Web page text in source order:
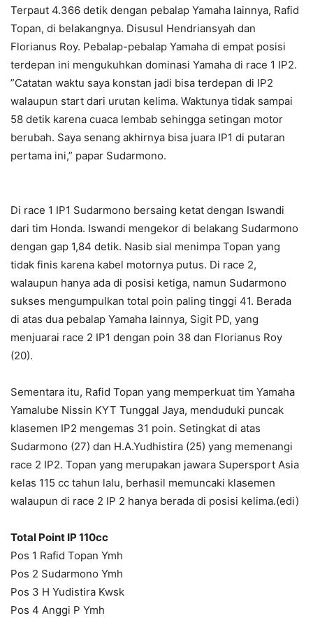
Terpaut 4.366 detik dengan pebalap Yamaha lainnya, Rafid
Topan, di belakangnya. Disusul Hendriansyah dan
Florianus Roy. Pebalap-pebalap Yamaha di empat posisi
terdepan ini mengukuhkan dominasi Yamaha di race 1 IP2.
”Catatan waktu saya konstan jadi bisa terdepan di IP2
walaupun start dari urutan kelima. Waktunya tidak sampai
58 detik karena cuaca lembab sehingga setingan motor
berubah. Saya senang akhirnya bisa juara IP1 di putaran
pertama ini,” papar Sudarmono.
Di race 1 IP1 Sudarmono bersaing ketat dengan Iswandi
dari tim Honda. Iswandi mengekor di belakang Sudarmono
dengan gap 1,84 detik. Nasib sial menimpa Topan yang
tidak finis karena kabel motornya putus. Di race 2,
walaupun hanya ada di posisi ketiga, namun Sudarmono
sukses mengumpulkan total poin paling tinggi 41. Berada
di atas dua pebalap Yamaha lainnya, Sigit PD, yang
menjuarai race 2 IP1 dengan poin 38 dan Florianus Roy
(20).
Sementara itu, Rafid Topan yang memperkuat tim Yamaha
Yamalube Nissin KYT Tunggal Jaya, menduduki puncak
klasemen IP2 mengemas 31 poin. Setingkat di atas
Sudarmono (27) dan H.A.Yudhistira (25) yang memenangi
race 2 IP2. Topan yang merupakan jawara Supersport Asia
kelas 115 cc tahun lalu, berhasil memuncaki klasemen
walaupun di race 2 IP 2 hanya berada di posisi kelima.(edi)
Total Point IP 110cc
Pos 1 Rafid Topan Ymh
Pos 2 Sudarmono Ymh
Pos 3 H Yudistira Kwsk
Pos 4 Anggi P Ymh